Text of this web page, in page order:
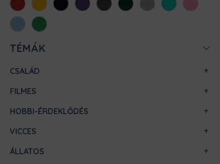
Piros SárgaSötétkékSötétlilaSötétszürke
SötétzöldSportszürke
Türkiz
Világos
rózsaszín
Világoskék
Zöld
TÉMÁK
CSALÁD
FILMES
HOBBI-ÉRDEKLŐDÉS
VICCES
ÁLLATOS